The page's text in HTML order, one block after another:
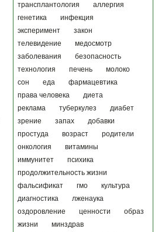
трансплантология
аллергия
генетика
инфекция
эксперимент
закон
телевидение
медосмотр
заболевания
безопасность
технология
печень
молоко
сон
еда
фармацевтика
права человека
диета
реклама
туберкулез
диабет
зрение
запах
добавки
простуда
возраст
родители
онкология
витамины
иммунитет
психика
продолжительность жизни
фальсификат
гмо
культура
диагностика
лженаука
оздоровление
ценности
образ
жизни
минздрав